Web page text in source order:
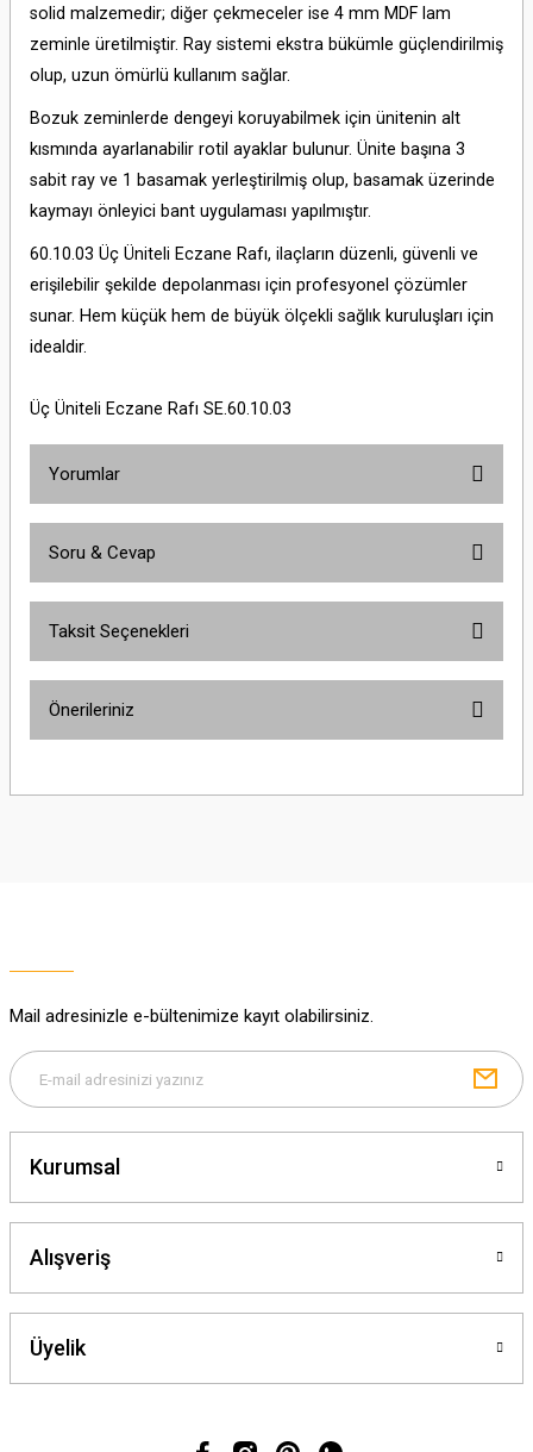
solid malzemedir; diğer çekmeceler ise 4 mm MDF lam
zeminle üretilmiştir. Ray sistemi ekstra bükümle güçlendirilmiş
olup, uzun ömürlü kullanım sağlar.
Bozuk zeminlerde dengeyi koruyabilmek için ünitenin alt
kısmında ayarlanabilir rotil ayaklar bulunur. Ünite başına 3
sabit ray ve 1 basamak yerleştirilmiş olup, basamak üzerinde
kaymayı önleyici bant uygulaması yapılmıştır.
60.10.03 Üç Üniteli Eczane Rafı, ilaçların düzenli, güvenli ve
erişilebilir şekilde depolanması için profesyonel çözümler
sunar. Hem küçük hem de büyük ölçekli sağlık kuruluşları için
idealdir.
Üç Üniteli Eczane Rafı SE.60.10.03
Yorumlar
Soru & Cevap
Taksit Seçenekleri
Önerileriniz
yetersiz gördüğünüz noktaları öneri formunu kullanarak tarafımıza
Bu ürüne benzer farklı alternatifler olmalı.
Mail adresinizle e-bültenimize kayıt olabilirsiniz.
Kurumsal
Alışveriş
Üyelik